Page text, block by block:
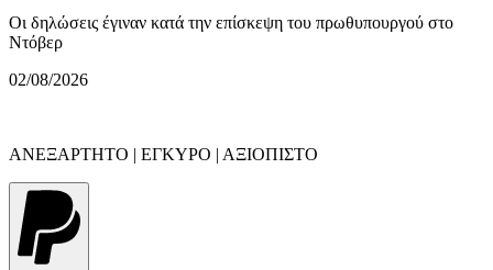
Οι δηλώσεις έγιναν κατά την επίσκεψη του πρωθυπουργού στο
Ντόβερ
02/08/2026
ΑΝΕΞΑΡΤΗΤΟ | ΕΓΚΥΡΟ | ΑΞΙΟΠΙΣΤΟ